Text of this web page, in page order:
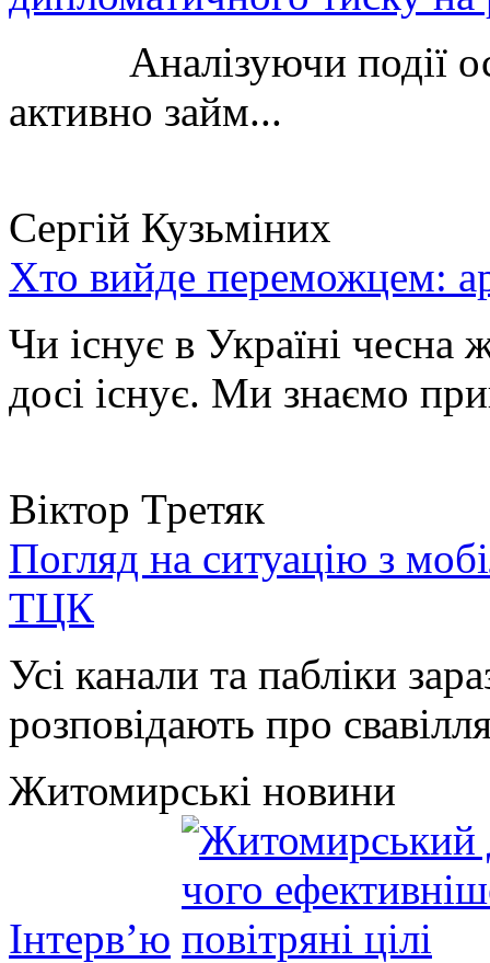
Аналізуючи події
активно займ...
Сергій Кузьміних
Хто вийде переможцем:
Чи існує в Україні чесна
досі існує. Ми знаємо
Віктор Третяк
Погляд на ситуацію з
ТЦК
Усі канали та пабліки
розповідають про
Житомирські новини
Інтерв’ю